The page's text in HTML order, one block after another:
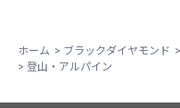
ホーム > ブラックダイヤモンド >
> 登山・アルパイン